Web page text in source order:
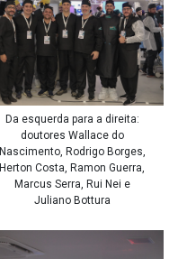
Da esquerda para a direita:
doutores Wallace do
Nascimento, Rodrigo Borges,
Herton Costa, Ramon Guerra,
Marcus Serra, Rui Nei e
Juliano Bottura